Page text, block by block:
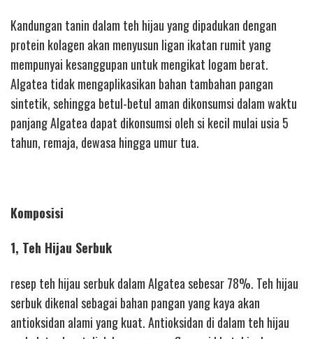
Kandungan tanin dalam teh hijau yang dipadukan dengan
protein kolagen akan menyusun ligan ikatan rumit yang
mempunyai kesanggupan untuk mengikat logam berat.
Algatea tidak mengaplikasikan bahan tambahan pangan
sintetik, sehingga betul-betul aman dikonsumsi dalam waktu
panjang Algatea dapat dikonsumsi oleh si kecil mulai usia 5
tahun, remaja, dewasa hingga umur tua.
Komposisi
1, Teh Hijau Serbuk
resep teh hijau serbuk dalam Algatea sebesar 78%. Teh hijau
serbuk dikenal sebagai bahan pangan yang kaya akan
antioksidan alami yang kuat. Antioksidan di dalam teh hijau